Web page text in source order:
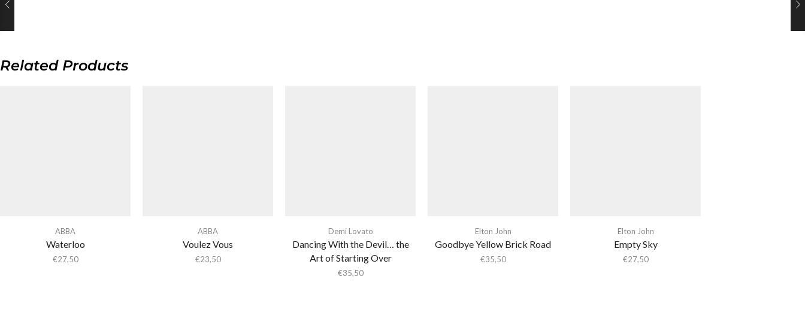
Related Products
ABBA
Waterloo
€27,50
ABBA
Voulez Vous
€23,50
Demi Lovato
Dancing With the Devil… the
Art of Starting Over
€35,50
Elton John
Goodbye Yellow Brick Road
€35,50
Elton John
Empty Sky
€27,50